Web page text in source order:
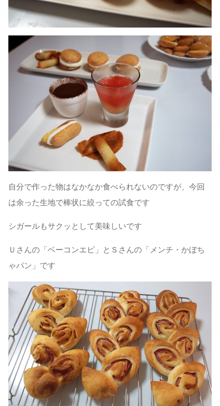
自分で作った物はなかなか食べられないのですが、今回
は余った生地で棒状に絞っての試食です
シガールもサクッとして美味しいです
Ｕさんの「ベーコンエピ」とＳさんの「メンチ・かぼち
ゃパン」です